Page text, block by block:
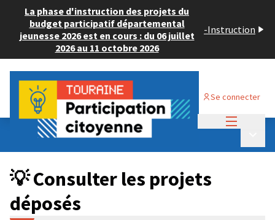
La phase d'instruction des projets du
budget participatif départemental
jeunesse 2026 est en cours : du 06 juillet
2026 au 11 octobre 2026
-Instruction
Se connecter
Budget Participatif JEUNESSE 2024
💡 Consulter les projets déposés
💡 Consulter les projets
déposés